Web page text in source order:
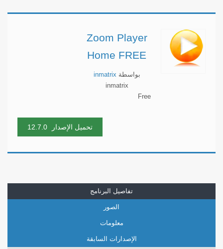
Zoom Player
Home FREE
بواسطة inmatrix
inmatrix
Free
تحميل الإصدار 12.7.0
تفاصيل البرنامج
الصور
معلومات
الإصدارات السابقة